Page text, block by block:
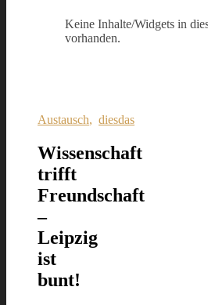
Keine Inhalte/Widgets in
vorhanden.
Austausch, diesdas
Wissenschaft
trifft
Freundschaft
–
Leipzig
ist
bunt!